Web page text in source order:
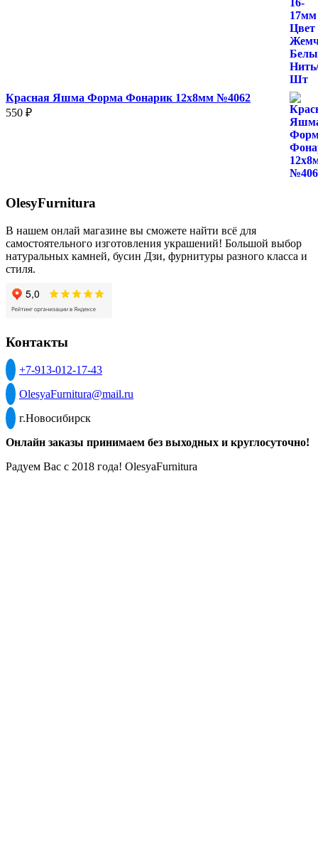
Красная Яшма Форма Фонарик 12x8мм №4062
550 ₽
OlesyFurnitura
В нашем онлай магазине вы сможете найти всё для
самостоятельного изготовления украшений! Большой выбор
натуральных камней, бусин Дзи, фурнитуры разного класса и
стиля.
Контакты
+7-913-012-17-43
OlesyaFurnitura@mail.ru
г.Новосибирск
Онлайн заказы принимаем без выходных и круглосуточно!
Радуем Вас с 2018 года! OlesyaFurnitura